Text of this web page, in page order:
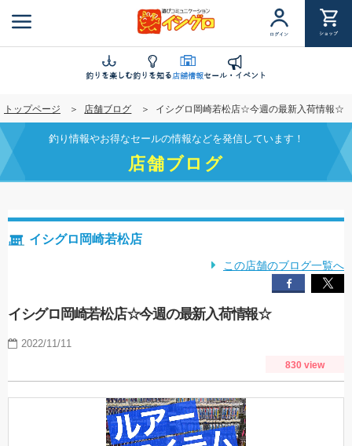
ン
ツ
に
移
動
ログイン ショップ
釣りを楽しむ釣りを知る店舗情報セール・イベント
トップページ 店舗ブログ イシグロ岡崎若松店☆今週の最新入荷情報☆
釣り情報やお得なセールの情報などを発信しています！
店舗ブログ
イシグロ岡崎若松店
この店舗のブログ一覧へ
イシグロ岡崎若松店☆今週の最新入荷情報☆
2022/11/11
830 view